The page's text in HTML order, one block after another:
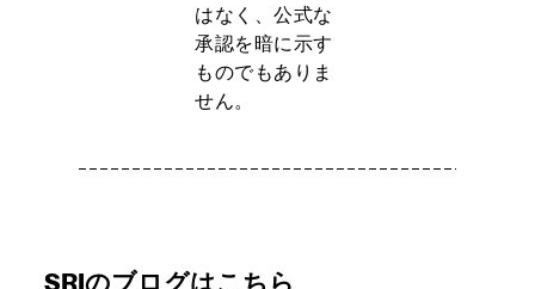
はなく、公式な
承認を暗に示す
ものでもありま
せん。
SRIのブログはこちら